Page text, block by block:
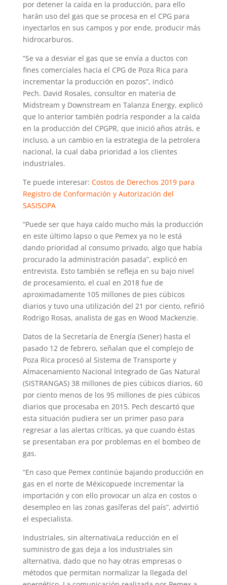
por detener la caída en la producción, para ello
harán uso del gas que se procesa en el CPG para
inyectarlos en sus campos y por ende, producir más
hidrocarburos.
“Se va a desviar el gas que se envía a ductos con
fines comerciales hacia el CPG de Poza Rica para
incrementar la producción en pozos”, indicó
Pech. David Rosales, consultor en materia de
Midstream y Downstream en Talanza Energy, explicó
que lo anterior también podría responder a la caída
en la producción del CPGPR, que inició años atrás, e
incluso, a un cambio en la estrategia de la petrolera
nacional, la cual daba prioridad a los clientes
industriales.
Te puede interesar: Costos de Derechos 2019 para
Registro de Conformación y Autorización del
SASISOPA
“Puede ser que haya caído mucho más la producción
en este último lapso o que Pemex ya no le está
dando prioridad al consumo privado, algo que había
procurado la administración pasada”, explicó en
entrevista. Esto también se refleja en su bajo nivel
de procesamiento, el cual en 2018 fue de
aproximadamente 105 millones de pies cúbicos
diarios y tuvo una utilización del 21 por ciento, refirió
Rodrigo Rosas, analista de gas en Wood Mackenzie.
Datos de la Secretaría de Energía (Sener) hasta el
pasado 12 de febrero, señalan que el complejo de
Poza Rica procesó al Sistema de Transporte y
Almacenamiento Nacional Integrado de Gas Natural
(SISTRANGAS) 38 millones de pies cúbicos diarios, 60
por ciento menos de los 95 millones de pies cúbicos
diarios que procesaba en 2015. Pech descartó que
esta situación pudiera ser un primer paso para
regresar a las alertas críticas, ya que cuando éstas
se presentaban era por problemas en el bombeo de
gas.
“En caso que Pemex continúe bajando producción en
gas en el norte de Méxicopuede incrementar la
importación y con ello provocar un alza en costos o
desempleo en las zonas gasíferas del país”, advirtió
el especialista.
Industriales, sin alternativaLa reducción en el
suministro de gas deja a los industriales sin
alternativa, dado que no hay otras empresas o
métodos que permitan normalizar la llegada del